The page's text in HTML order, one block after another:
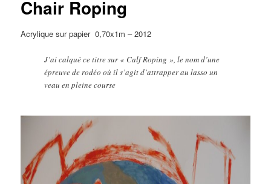
Chair Roping
Acrylique sur papier 0,70x1m – 2012
J’ai calqué ce titre sur « Calf Roping », le nom d’une
épreuve de rodéo où il s’agit d’attrapper au lasso un
veau en pleine course